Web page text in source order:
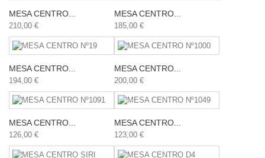
MESA CENTRO...
210,00 €
MESA CENTRO...
185,00 €
MESA CENTRO...
194,00 €
MESA CENTRO...
200,00 €
MESA CENTRO...
126,00 €
MESA CENTRO...
123,00 €